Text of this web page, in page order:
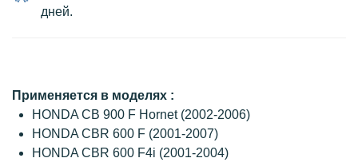
дней.
Применяется в моделях :
HONDA CB 900 F Hornet (2002-2006)
HONDA CBR 600 F (2001-2007)
HONDA CBR 600 F4i (2001-2004)